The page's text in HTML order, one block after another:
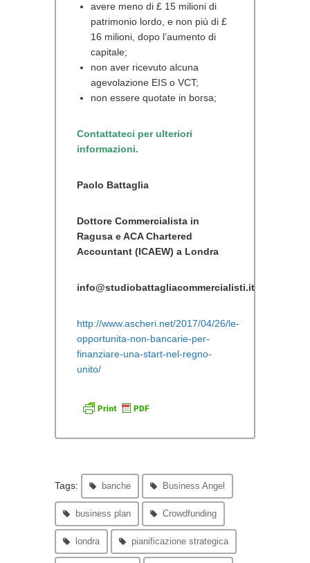
avere meno di £ 15 milioni di
patrimonio lordo, e non più di £
16 milioni, dopo l’aumento di
capitale;
non aver ricevuto alcuna
agevolazione EIS o VCT;
non essere quotate in borsa;
Contattateci per ulteriori
informazioni.
Paolo Battaglia
Dottore Commercialista in
Ragusa e ACA Chartered
Accountant (ICAEW) a Londra
info@studiobattagliacommercialisti.it
http://www.ascheri.net/2017/04/26/le-
opportunita-non-bancarie-per-
finanziare-una-start-nel-regno-
unito/
Tags: banche Business Angel
business plan Crowdfunding
londra pianificazione strategica